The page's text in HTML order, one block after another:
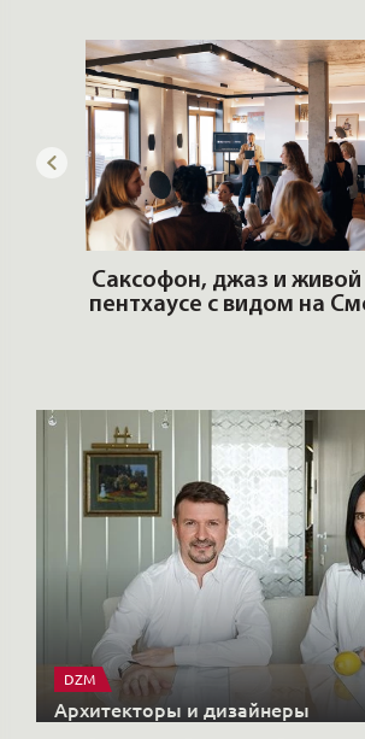
Саксофон, джаз и живой
пентхаусе с видом на
DZM
Архитекторы и дизайнеры